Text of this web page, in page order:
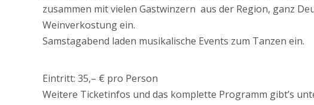
zusammen mit vielen Gastwinzern aus der Region, ganz
Weinverkostung ein.
Samstagabend laden musikalische Events zum Tanzen ein.
Eintritt: 35,– € pro Person
Weitere Ticketinfos und das komplette Programm gibt’s